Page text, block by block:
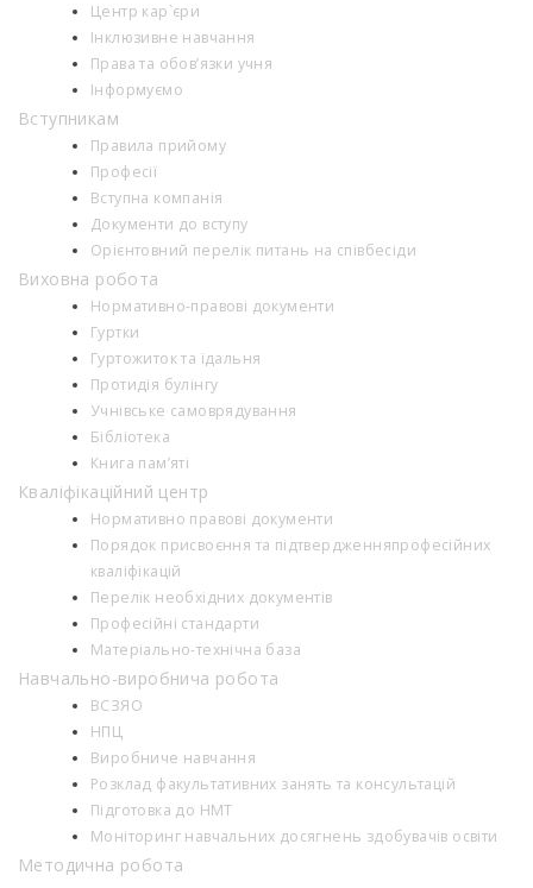
Центр кар`єри
Інклюзивне навчання
Права та обов’язки учня
Інформуємо
Вступникам
Правила прийому
Професії
Вступна компанія
Документи до вступу
Орієнтовний перелік питань на співбесіди
Виховна робота
Нормативно-правові документи
Гуртки
Гуртожиток та їдальня
Протидія булінгу
Учнівське самоврядування
Бібліотека
Книга пам’яті
Кваліфікаційний центр
Нормативно правові документи
Порядок присвоєння та підтвердженняпрофесійних
кваліфікацій
Перелік необхідних документів
Професійні стандарти
Матеріально-технічна база
Навчально-виробнича робота
ВСЗЯО
НПЦ
Виробниче навчання
Розклад факультативних занять та консультацій
Підготовка до НМТ
Моніторинг навчальних досягнень здобувачів освіти
Методична робота